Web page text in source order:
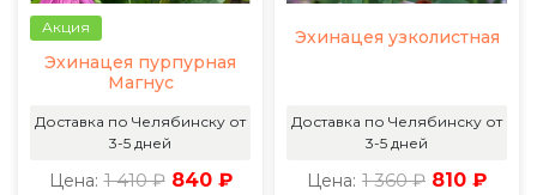
Акция
Эхинацея пурпурная
Магнус
Доставка по Челябинску от
3-5 дней
Цена: 1 410 ₽ 840 ₽
Эхинацея узколистная
Доставка по Челябинску от
3-5 дней
Цена: 1 360 ₽ 810 ₽